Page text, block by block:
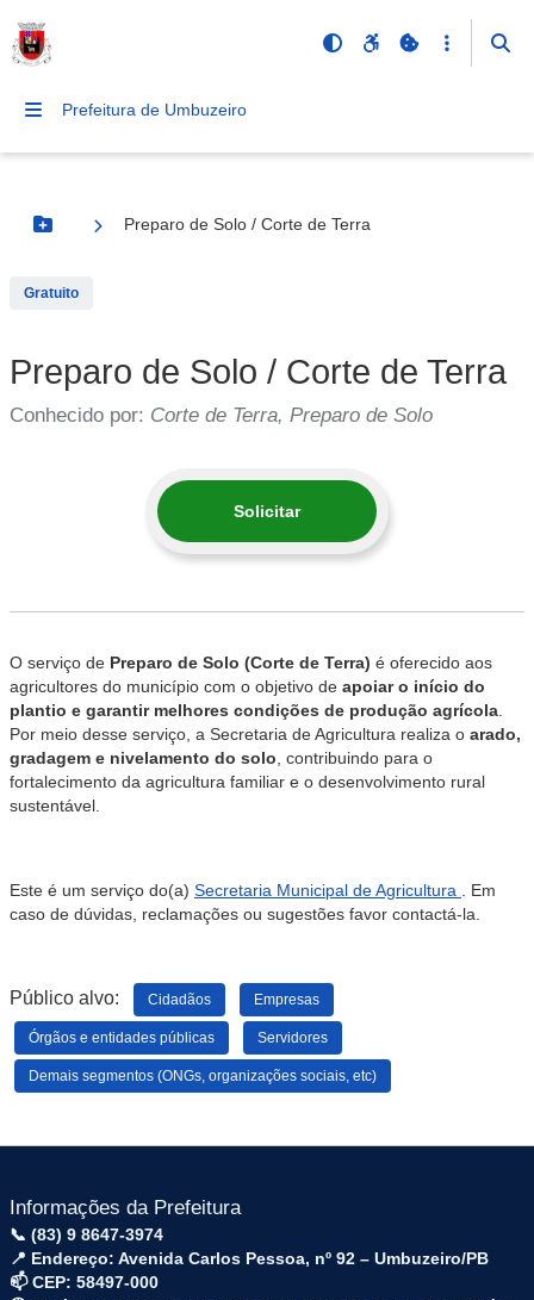
Prefeitura de Umbuzeiro
Botão Menu
Preparo de Solo / Corte de Terra
Gratuito
Preparo de Solo / Corte de Terra
Conhecido por: Corte de Terra, Preparo de Solo
Solicitar
O serviço de Preparo de Solo (Corte de Terra) é oferecido aos
agricultores do município com o objetivo de apoiar o início do
plantio e garantir melhores condições de produção agrícola
Por meio desse serviço, a Secretaria de Agricultura realiza o arado,
gradagem e nivelamento do solo , contribuindo para o
fortalecimento da agricultura familiar e o desenvolvimento rural
sustentável.
Este é um serviço do(a) Secretaria Municipal de Agricultura
. Em
caso de dúvidas, reclamações ou sugestões favor contactá-la.
Público alvo: Cidadãos Empresas
Órgãos e entidades públicas Servidores
Demais segmentos (ONGs, organizações sociais, etc)
Informações da Prefeitura
📞 (83) 9 8647-3974
📍 Endereço: Avenida Carlos Pessoa, nº 92 – Umbuzeiro/PB
📫 CEP: 58497-000